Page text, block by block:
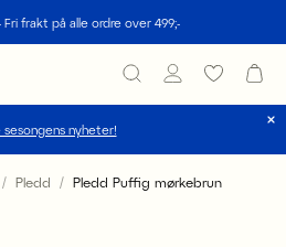
frakt på alle ordre over 499;-
sesongens nyheter!
Pledd
Pledd Puffig mørkebrun